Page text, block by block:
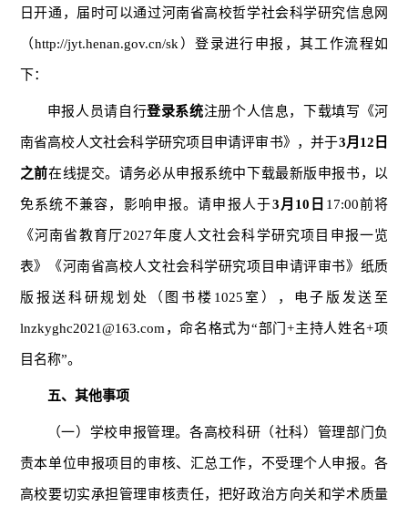
日开通，届时可以通过河南省高校哲学社会科学研究信息网
（http://jyt.henan.gov.cn/sk）登录进行申报，其工作流程如
下：
申报人员请自行登录系统注册个人信息，下载填写《河
南省高校人文社会科学研究项目申请评审书》，并于3月12 日
之前在线提交。请务必从申报系统中下载最新版申报书，以
免系统不兼容，影响申报。请申报人于3月 10 日 17:00前将
《河南省教育厅2027年度人文社会科学研究项目申报一览
表》《河南省高校人文社会科学研究项目申请评审书》纸质
版报送科研规划处（图书楼1025室），电子版发送至
lnzkyghc2021@163.com，命名格式为“部门+主持人姓名+项
目名称”。
五、其他事项
（一）学校申报管理。各高校科研（社科）管理部门负
责本单位申报项目的审核、汇总工作，不受理个人申报。各
高校要切实承担管理审核责任，把好政治方向关和学术质量